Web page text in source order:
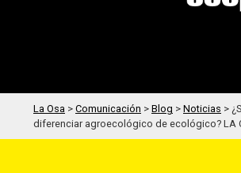
La Osa > Comunicación > Blog > Noticias >
diferenciar agroecológico de ecológico? LA